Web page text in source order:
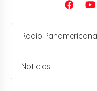
Radio Panamericana
Noticias